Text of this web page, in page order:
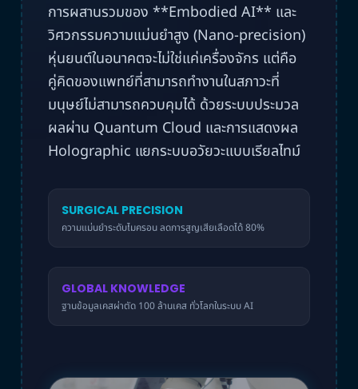
การผสานรวมของ **Embodied AI** และ
วิศวกรรมความแม่นยำสูง (Nano-precision)
หุ่นยนต์ในอนาคตจะไม่ใช่แค่เครื่องจักร แต่คือ
คู่คิดของแพทย์ที่สามารถทำงานในสภาวะที่
มนุษย์ไม่สามารถควบคุมได้ ด้วยระบบประมวล
ผลผ่าน Quantum Cloud และการแสดงผล
Holographic แยกระบบอวัยวะแบบเรียลไทม์
SURGICAL PRECISION
ความแม่นยำระดับไมครอน ลดการสูญเสียเลือดได้ 80%
GLOBAL KNOWLEDGE
ฐานข้อมูลเคสผ่าตัด 100 ล้านเคส ทั่วโลกในระบบ AI